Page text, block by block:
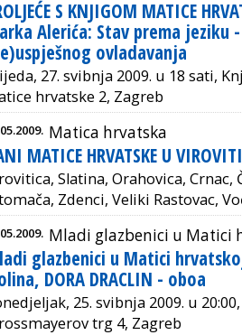
S KNJIGOM MATICE
Alerića: Stav prema jeziku
ovladavanja
27. svibnja 2009. u 18 sati,
hrvatske 2, Zagreb
Matica hrvatska
MATICE HRVATSKE U
Slatina, Orahovica, Crnac,
Zdenci, Veliki Rastovac,
Mladi glazbenici u Matici
glazbenici u Matici hrvatskoj
DORA DRACLIN - oboa
25. svibnja 2009. u
trg 4, Zagreb